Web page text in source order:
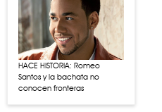
HACE HISTORIA: Romeo
Santos y la bachata no
conocen fronteras